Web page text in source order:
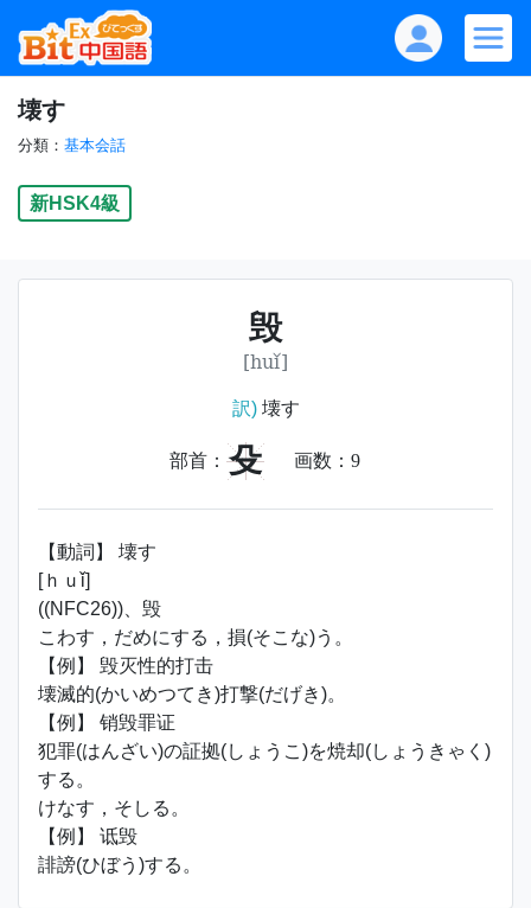
壊す
分類： 基本会話
新HSK4級
毁
[huǐ]
訳)壊す
部首： 殳 画数： 9
【動詞】 壊す
[ｈｕǐ]
((NFC26))、毁
こわす，だめにする，損(そこな)う。
【例】 毁灭性的打击
壊滅的(かいめつてき)打撃(だげき)。
【例】 销毁罪证
犯罪(はんざい)の証拠(しょうこ)を焼却(しょうきゃく)
する。
けなす，そしる。
【例】 诋毁
誹謗(ひぼう)する。